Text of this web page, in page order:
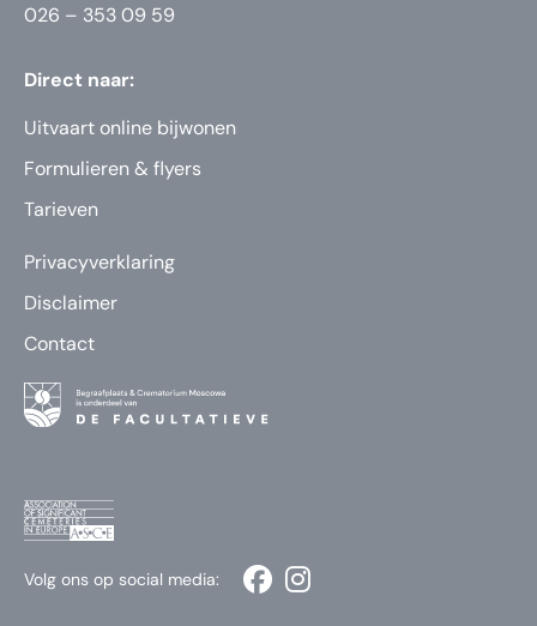
026 – 353 09 59
Direct naar:
Uitvaart online bijwonen
Formulieren & flyers
Tarieven
Privacyverklaring
Disclaimer
Contact
Volg ons op social media: